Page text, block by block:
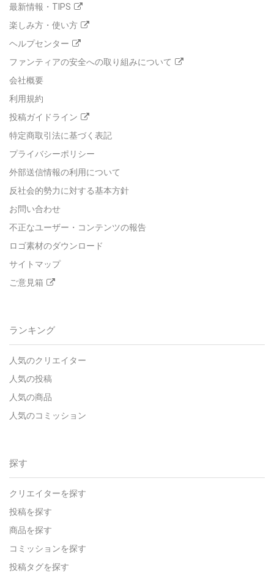
最新情報・TIPS
楽しみ方・使い方
ヘルプセンター
ファンティアの安全への取り組みについて
会社概要
利用規約
投稿ガイドライン
特定商取引法に基づく表記
プライバシーポリシー
外部送信情報の利用について
反社会的勢力に対する基本方針
お問い合わせ
不正なユーザー・コンテンツの報告
ロゴ素材のダウンロード
サイトマップ
ご意見箱
ランキング
人気のクリエイター
人気の投稿
人気の商品
人気のコミッション
探す
クリエイターを探す
投稿を探す
商品を探す
コミッションを探す
投稿タグを探す